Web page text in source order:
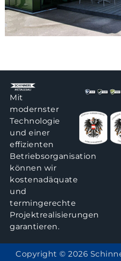
Mit
modernster
Technologie
und einer
effizienten
Betriebsorganisation
können wir
kostenadäquate
und
termingerechte
Projektrealisierungen
garantieren.
Copyright © 2026